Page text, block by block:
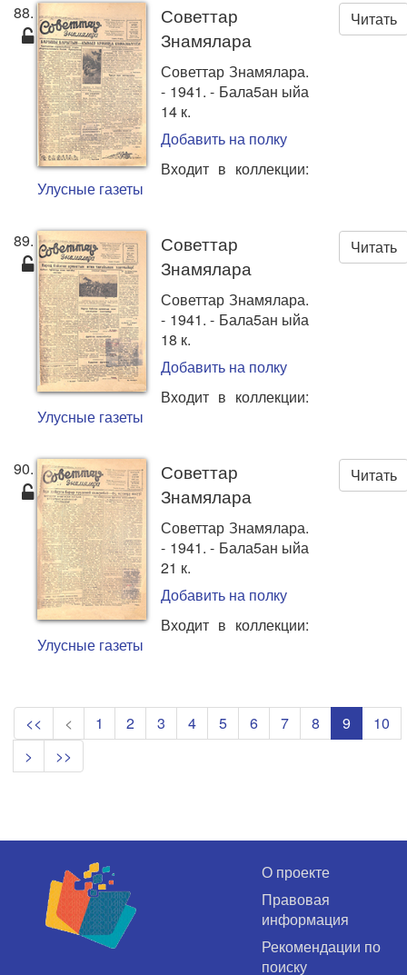
88. Читать
Советтар
Знамялара
Советтар Знамялара.
- 1941. - Бала5ан ыйа
14 к.
Добавить на полку
Входит в коллекции:
Улусные газеты
89. Читать
Советтар
Знамялара
Советтар Знамялара.
- 1941. - Бала5ан ыйа
18 к.
Добавить на полку
Входит в коллекции:
Улусные газеты
90. Читать
Советтар
Знамялара
Советтар Знамялара.
- 1941. - Бала5ан ыйа
21 к.
Добавить на полку
Входит в коллекции:
Улусные газеты
<< < 1 2 3 4 5 6 7 8 9
10
>
>>
О проекте
Правовая
информация
Рекомендации по
поиску